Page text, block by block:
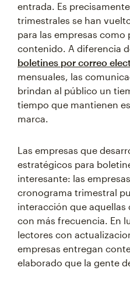
entrada. Es
trimestrales se han
para las empresas como
contenido. A diferencia
boletines por correo
mensuales, las
brindan al público un
tiempo que mantienen
marca.
Las empresas que
estratégicos para
interesante: las
cronograma trimestral
interacción que
con más frecuencia. En
lectores con
empresas entregan
elaborado que la gente